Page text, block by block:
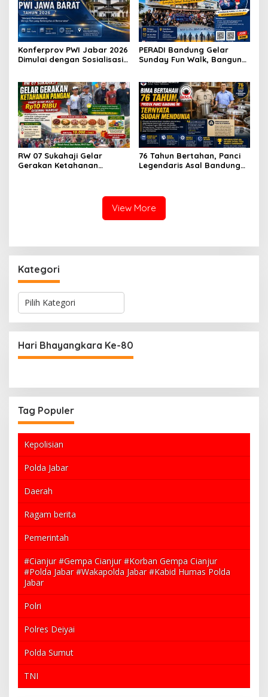
Konferprov PWI Jabar 2026
Dimulai dengan Sosialisasi
Profesionalisme
PERADI Bandung Gelar
Sunday Fun Walk, Bangun
RW 07 Sukahaji Gelar
Gerakan Ketahanan
76 Tahun Bertahan, Panci
Legendaris Asal Bandung
View More
Kategori
K
e
g
o
r
Hari Bhayangkara Ke-80
Tag Populer
Kepolisian
Polda Jabar
Daerah
Ragam berita
Pemerintah
#Cianjur #Gempa Cianjur #Korban Gempa Cianjur
#Polda Jabar #Wakapolda Jabar #Kabid Humas Polda
Jabar
Polri
Polres Deiyai
Polda Sumut
TNI